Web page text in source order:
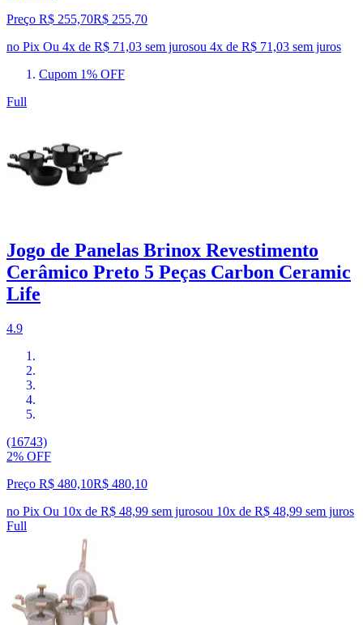
Preço R$ 255,70R$ 255,70
no Pix Ou 4x de R$ 71,03 sem jurosou 4x de R$ 71,03 sem juros
Cupom 1% OFF
Full
Jogo de Panelas Brinox Revestimento
Cerâmico Preto 5 Peças Carbon Ceramic
Life
4.9
(16743)
2% OFF
Preço R$ 480,10R$ 480,10
no Pix Ou 10x de R$ 48,99 sem jurosou 10x de R$ 48,99 sem juros
Full